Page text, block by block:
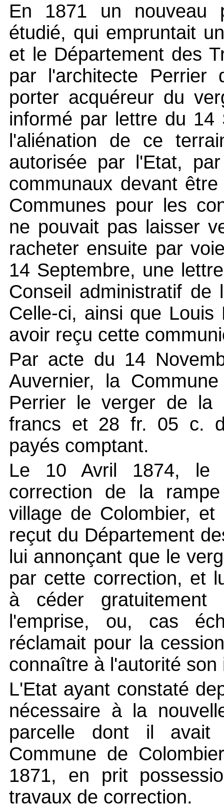
En 1871 un nouveau
étudié, qui empruntait
et le Département des
par l'architecte Perrier
porter acquéreur du
informé par lettre du 14
l'aliénation de ce
autorisée par l'Etat,
communaux devant
Communes pour les
ne pouvait pas laisser
racheter ensuite par
14 Septembre, une
Conseil administratif de
Celle-ci, ainsi que Louis
avoir reçu cette
Par acte du 14
Auvernier, la
Perrier le verger de
francs et 28 fr. 05 c.
payés comptant.
Le 10 Avril 1874, le
correction de la
village de Colombier,
reçut du Département
lui annonçant que le
par cette correction, et
à céder
l'emprise, ou, cas
réclamait pour la
connaître à l'autorité
L'Etat ayant constaté
nécessaire à la
parcelle dont il
Commune de
1871, en prit
travaux de correction.